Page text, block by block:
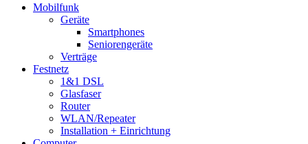
Mobilfunk
Geräte
Smartphones
Seniorengeräte
Verträge
Festnetz
1&1 DSL
Glasfaser
Router
WLAN/Repeater
Installation + Einrichtung